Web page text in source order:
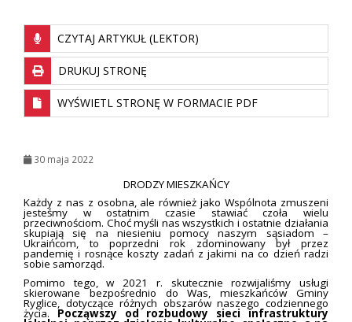
CZYTAJ ARTYKUŁ (LEKTOR)
DRUKUJ STRONĘ
WYŚWIETL STRONĘ W FORMACIE PDF
30 maja 2022
DRODZY MIESZKAŃCY
Każdy z nas z osobna, ale również jako Wspólnota zmuszeni
jesteśmy w ostatnim czasie stawiać czoła wielu
przeciwnościom. Choć myśli nas wszystkich i ostatnie działania
skupiają się na niesieniu pomocy naszym sąsiadom –
Ukraińcom, to poprzedni rok zdominowany był przez
pandemię i rosnące koszty zadań z jakimi na co dzień radzi
sobie samorząd.
Pomimo tego, w 2021 r. skutecznie rozwijaliśmy usługi
skierowane bezpośrednio do Was, mieszkańców Gminy
Ryglice, dotyczące różnych obszarów naszego codziennego
życia. Począwszy od rozbudowy sieci infrastruktury